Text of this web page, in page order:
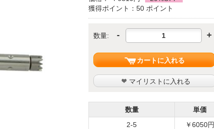
獲得ポイント：50 ポイント
数量: - +
カートに入れる
マイリストに入れる
数量
単価
2-5
￥6050円